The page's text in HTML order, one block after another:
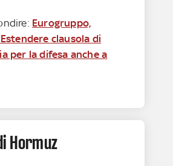
Eurogruppo,
clausola di
per la difesa anche a
Hormuz